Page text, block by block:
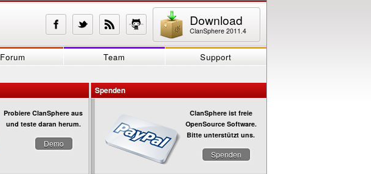
Download
ClanSphere 2011.4
Forum Team Support
Probiere ClanSphere aus
und teste daran herum.
Demo
Spenden
ClanSphere ist freie
OpenSource Software.
Bitte unterstützt uns.
Spenden